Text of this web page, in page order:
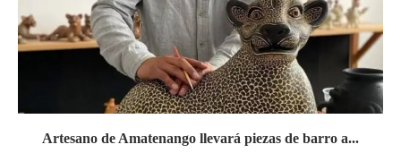
Artesano de Amatenango llevará piezas de barro a...